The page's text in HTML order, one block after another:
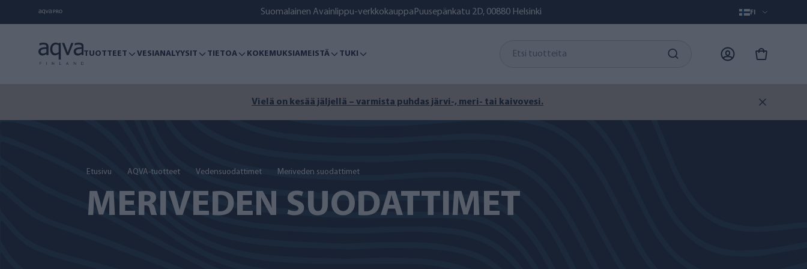
Suomalainen Avainlippu-verkkokauppa Puusepänkatu 2D, 00880 Helsinki FI
TUOTTEET VESIANALYYSIT TIETOA KOKEMUKSIAMEISTÄ TUKI
Vielä on kesää jäljellä – varmista puhdas järvi-, meri- tai kaivovesi.
Etusivu AQVA-tuotteet Vedensuodattimet Meriveden suodattimet
MERIVEDEN SUODATTIMET